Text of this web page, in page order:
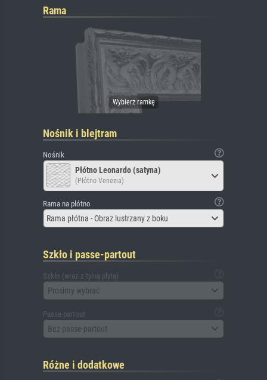
Rama
Nośnik i blejtram
Nośnik
Płótno Leonardo (satyna)
(Płótno Venezia)
Rama na płótno
Rama płótna - Obraz lustrzany z boku
Szkło i passe-partout
Szkło (wraz z tylną płytą)
Prosimy wybrać
Passe-partout
Bez passe-partout
Różne i dodatkowe